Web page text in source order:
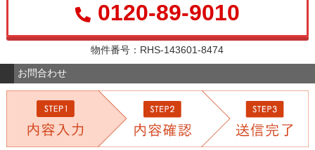
0120-89-9010
物件番号：RHS-143601-8474
お問合わせ